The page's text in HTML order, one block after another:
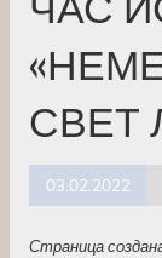
СВЕТ
03.02.2022
Страница